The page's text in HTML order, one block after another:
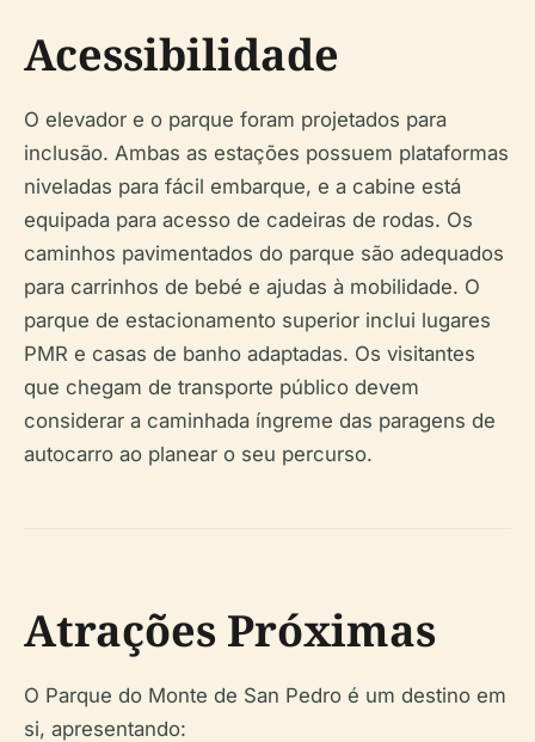
Acessibilidade
O elevador e o parque foram projetados para
inclusão. Ambas as estações possuem plataformas
niveladas para fácil embarque, e a cabine está
equipada para acesso de cadeiras de rodas. Os
caminhos pavimentados do parque são adequados
para carrinhos de bebé e ajudas à mobilidade. O
parque de estacionamento superior inclui lugares
PMR e casas de banho adaptadas. Os visitantes
que chegam de transporte público devem
considerar a caminhada íngreme das paragens de
autocarro ao planear o seu percurso.
Atrações Próximas
O Parque do Monte de San Pedro é um destino em
si, apresentando: